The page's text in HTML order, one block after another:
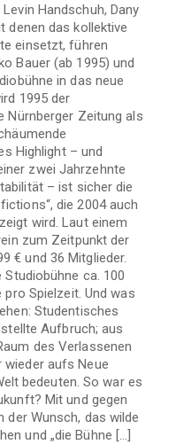
Handschuh, Dany
denen das kollektive
einsetzt, führen
Bauer (ab 1995) und
in das neue
1995 der
Nürnberger Zeitung als
Highlight – und
zwei Jahrzehnte
– ist sicher die
die 2004 auch
wird. Laut einem
zum Zeitpunkt der
€ und 36 Mitglieder.
ca. 100
Spielzeit. Und was
Studentisches
Aufbruch; aus
des Verlassenen
aufs Neue
bedeuten. So war es
Mit und gegen
Wunsch, das wilde
und „die Bühne […]